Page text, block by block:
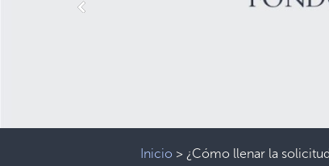
Previous
Inicio > ¿Cómo llenar la